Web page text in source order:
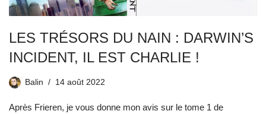
LES TRÉSORS DU NAIN : DARWIN’S
INCIDENT, IL EST CHARLIE !
Balin 14 août 2022
Après Frieren, je vous donne mon avis sur le tome 1 de